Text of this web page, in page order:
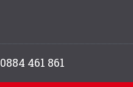
0884 461 861